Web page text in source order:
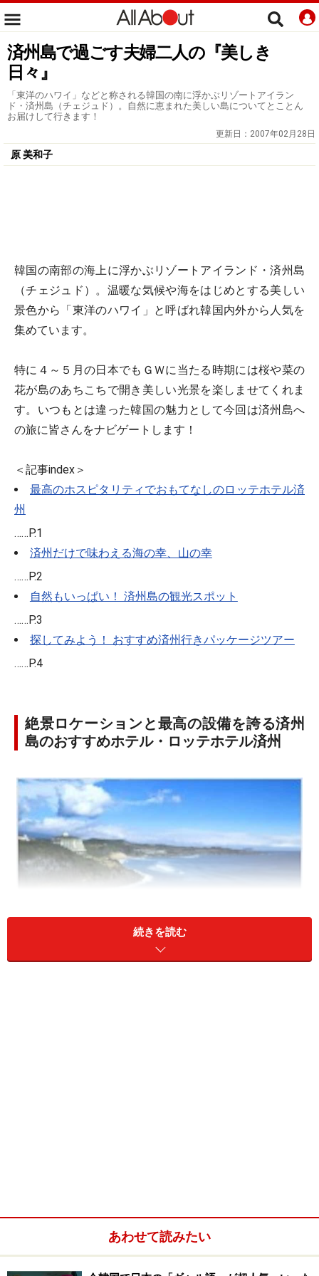
済州島で過ごす夫婦二人の『美しき
日々』
「東洋のハワイ」などと称される韓国の南に浮かぶリゾートアイラン
ド・済州島（チェジュド）。自然に恵まれた美しい島についてとことん
お届けして行きます！
更新日： 2007年02月28日
原 美和子
韓国の南部の海上に浮かぶリゾートアイランド・済州島
（チェジュド）。温暖な気候や海をはじめとする美しい
景色から「東洋のハワイ」と呼ばれ韓国内外から人気を
集めています。
特に４～５月の日本でもＧＷに当たる時期には桜や菜の
花が島のあちこちで開き美しい光景を楽しませてくれま
す。いつもとは違った韓国の魅力として今回は済州島へ
の旅に皆さんをナビゲートします！
＜記事index＞
最高のホスピタリティでおもてなしのロッテホテル済
州
……P.1
済州だけで味わえる海の幸、山の幸
……P.2
自然もいっぱい！ 済州島の観光スポット
……P.3
探してみよう！ おすすめ済州行きパッケージツアー
……P.4
絶景ロケーションと最高の設備を誇る済州
島のおすすめホテル・ロッテホテル済州
館が多いのに対して、中文地区は観光を目的に整備され
たこともあり、ホテルやレストランその他観光施設は高
続きを読む
あわせて読みたい